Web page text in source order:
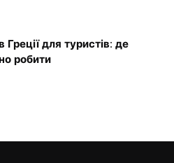
для туристів: де
робити